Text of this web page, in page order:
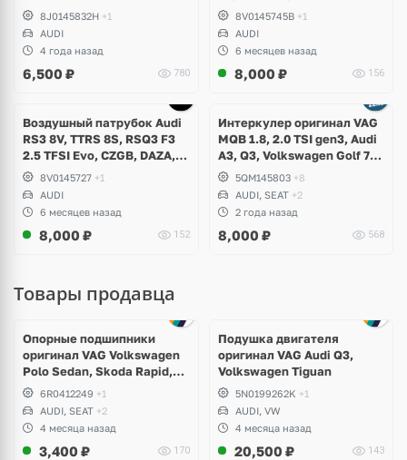
EA855 DSG DQ500
8J0145832H +1
AUDI
4 года назад
6,500 ₽ 780
TFSI Evo, DAZA, DNWA,
DNWB
8V0145745B +1
AUDI
6 месяцев назад
8,000 ₽ 156
Воздушный патрубок Audi
RS3 8V, TTRS 8S, RSQ3 F3
2.5 TFSI Evo, CZGB, DAZA,
DNWA, DNWB
8V0145727 +1
AUDI
6 месяцев назад
8,000 ₽ 152
Интеркулер оригинал VAG
MQB 1.8, 2.0 TSI gen3, Audi
A3, Q3, Volkswagen Golf 7
Alltrack, Passat B8, Tiguan
2, Allspace, Taos, Arteon,
Skoda Kodiaq, Karoq,
Superb, Octavia
5QM145803 +8
AUDI, SEAT +2
2 года назад
8,000 ₽ 568
Товары продавца
Опорные подшипники
оригинал VAG Volkswagen
Polo Sedan, Skoda Rapid,
Audi A1
6R0412249 +1
AUDI, SEAT +2
4 месяца назад
3,400 ₽ 170
Подушка двигателя
оригинал VAG Audi Q3,
Volkswagen Tiguan
5N0199262K +1
AUDI, VW
4 месяца назад
20,500 ₽ 143